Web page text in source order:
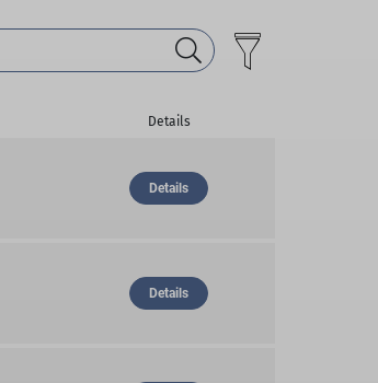
Details
Details
Details